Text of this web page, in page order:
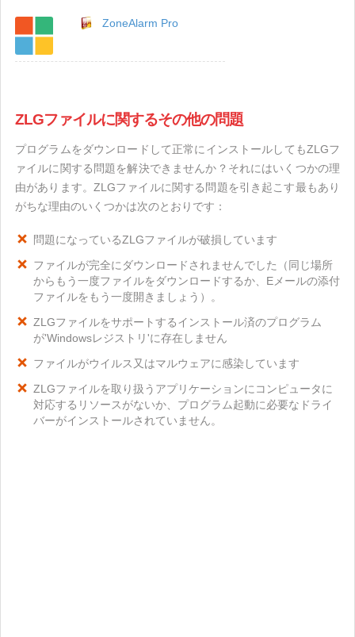
ZoneAlarm Pro
ZLGファイルに関するその他の問題
プログラムをダウンロードして正常にインストールしてもZLGフ
ァイルに関する問題を解決できませんか？それにはいくつかの理
由があります。ZLGファイルに関する問題を引き起こす最もあり
がちな理由のいくつかは次のとおりです：
問題になっているZLGファイルが破損しています
ファイルが完全にダウンロードされませんでした（同じ場所
からもう一度ファイルをダウンロードするか、Eメールの添付
ファイルをもう一度開きましょう）。
ZLGファイルをサポートするインストール済のプログラム
が'Windowsレジストリ'に存在しません
ファイルがウイルス又はマルウェアに感染しています
ZLGファイルを取り扱うアプリケーションにコンピュータに
対応するリソースがないか、プログラム起動に必要なドライ
バーがインストールされていません。